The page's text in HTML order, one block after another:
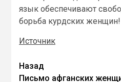
язык обеспечивают
борьба курдских
Источник
Назад
Письмо афганских